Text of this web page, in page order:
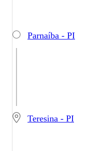
Parnaíba - PI
Teresina - PI